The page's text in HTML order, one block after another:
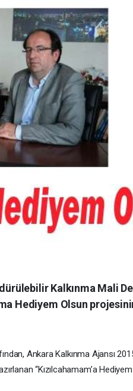
Kalkınma Mali
Hediyem Olsun
Ankara Kalkınma Ajansı
“Kızılcahamam’a